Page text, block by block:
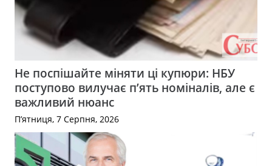
Не поспішайте міняти ці купюри: НБУ
поступово вилучає п’ять номіналів, але є
важливий нюанс
П’ятниця, 7 Серпня, 2026